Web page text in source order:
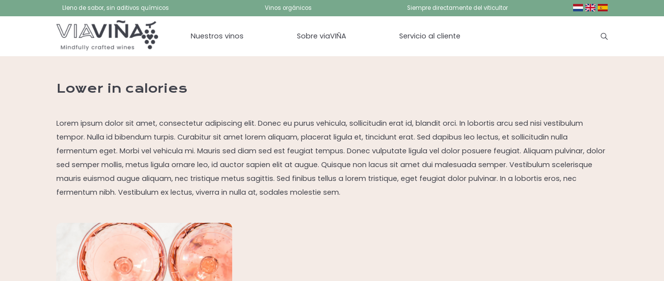
Lleno de sabor, sin aditivos químicos Vinos orgánicos Siempre directamente del viticultor
Nuestros vinos Sobre viaVIÑA Servicio al cliente
Lower in calories
Lorem ipsum dolor sit amet, consectetur adipiscing elit. Donec eu purus vehicula, sollicitudin erat id, blandit orci. In lobortis arcu sed nisi vestibulum
tempor. Nulla id bibendum turpis. Curabitur sit amet lorem aliquam, placerat ligula et, tincidunt erat. Sed dapibus leo lectus, et sollicitudin nulla
fermentum eget. Morbi vel vehicula mi. Mauris sed diam sed est feugiat tempus. Donec vulputate ligula vel dolor posuere feugiat. Aliquam pulvinar, dolor
sed semper mollis, metus ligula ornare leo, id auctor sapien elit at augue. Quisque non lacus sit amet dui malesuada semper. Vestibulum scelerisque
mauris euismod augue aliquam, nec tristique metus sagittis. Sed finibus tellus a lorem tristique, eget feugiat dolor pulvinar. In a lobortis eros, nec
fermentum nibh. Vestibulum ex lectus, viverra in nulla at, sodales molestie sem.